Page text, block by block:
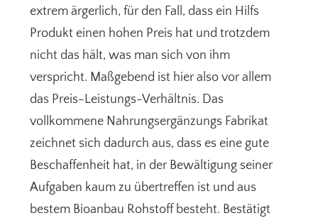
extrem ärgerlich, für den Fall, dass ein Hilfs
Produkt einen hohen Preis hat und trotzdem
nicht das hält, was man sich von ihm
verspricht. Maßgebend ist hier also vor allem
das Preis-Leistungs-Verhältnis. Das
vollkommene Nahrungsergänzungs Fabrikat
zeichnet sich dadurch aus, dass es eine gute
Beschaffenheit hat, in der Bewältigung seiner
Aufgaben kaum zu übertreffen ist und aus
bestem Bioanbau Rohstoff besteht. Bestätigt